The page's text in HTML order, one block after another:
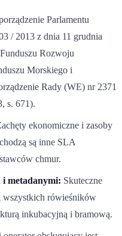
Parlamentu
/ 2013 z dnia 11 grudnia
Rozwoju
Morskiego i
Rady (WE) nr 2371
s. 671).
ekonomiczne i zasoby
są inne SLA
chmur.
metadanymi: Skuteczne
wszystkich rówieśników
inkubacyjną i bramową.